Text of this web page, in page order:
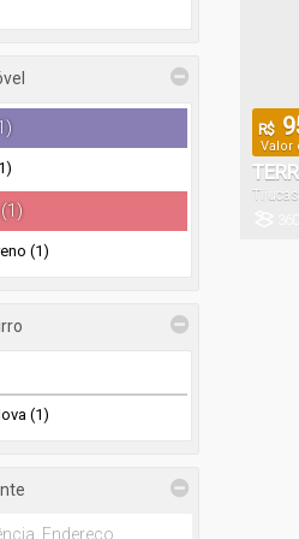
(1)
(1)
R$
Valor
Tijucas